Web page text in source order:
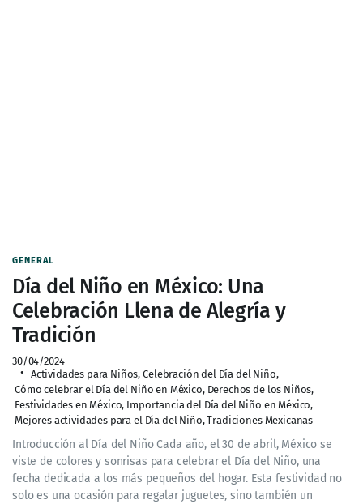
GENERAL
Día del Niño en México: Una
Celebración Llena de Alegría y
Tradición
30/04/2024
Actividades para Niños, Celebración del Día del Niño,
Cómo celebrar el Día del Niño en México, Derechos de los Niños,
Festividades en México, Importancia del Día del Niño en México,
Mejores actividades para el Día del Niño, Tradiciones Mexicanas
Introducción al Día del Niño Cada año, el 30 de abril, México se
viste de colores y sonrisas para celebrar el Día del Niño, una
fecha dedicada a los más pequeños del hogar. Esta festividad no
solo es una ocasión para regalar juguetes, sino también un